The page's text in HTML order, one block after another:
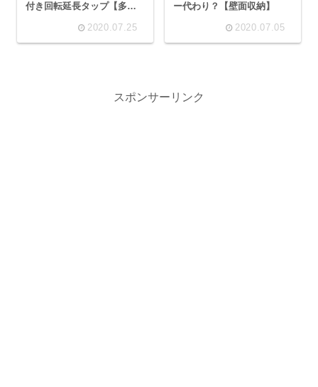
付き回転延長タップ【多機
2020.07.25
ー代わり？【壁面収納】
2020.07.05
スポンサーリンク